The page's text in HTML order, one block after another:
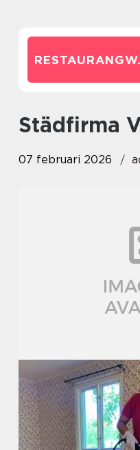
RESTAURANGW.
städfirma
07 februari 2026